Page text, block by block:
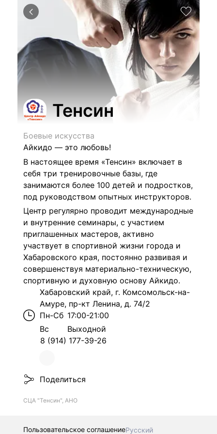
Тенсин
Боевые искусства
Айкидо — это любовь!
В настоящее время «Тенсин» включает в
себя три тренировочные базы, где
занимаются более 100 детей и подростков,
под руководством опытных инструкторов.
Центр регулярно проводит международные
и внутренние семинары, с участием
приглашенных мастеров, активно
участвует в спортивной жизни города и
Хабаровского края, постоянно развивая и
совершенствуя материально-техническую,
спортивную и духовную основу Айкидо.
Хабаровский край, г. Комсомольск-на-
Амуре, пр-кт Ленина, д. 74/2
Пн-Сб 17:00-21:00
Вс
Выходной
8 (914) 177-39-26
Поделиться
СЦА "Тенсин", АНО
Пользовательское соглашениеРусский